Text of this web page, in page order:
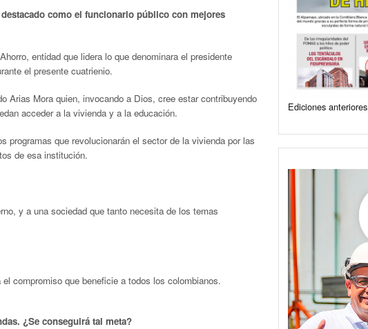
como el funcionario público con mejores
entidad que lidera lo que denominara el presidente
el presente cuatrienio.
Arias Mora quien, invocando a Dios, cree estar contribuyendo
acceder a la vivienda y a la educación.
programas que revolucionarán el sector de la vivienda por las
de esa institución.
y a una sociedad que tanto necesita de los temas
compromiso que beneficie a todos los colombianos.
¿Se conseguirá tal meta?
Ediciones anteriores